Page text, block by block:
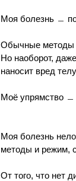
Моя болезнь ﹘
Обычные методы
Но наоборот,
наносит вред
Моё упрямство
Моя болезнь
методы и режим,
От того, что нет